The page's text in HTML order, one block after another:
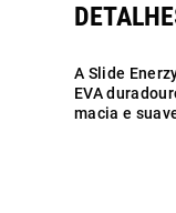
A Slide
EVA
macia e